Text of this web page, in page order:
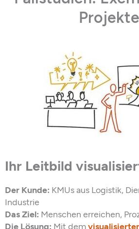
Projekte
Ihr Leitbild
Der Kunde: KMUs aus Logistik,
Industrie
Das Ziel: Menschen erreichen,
Die Lösung: Mit dem